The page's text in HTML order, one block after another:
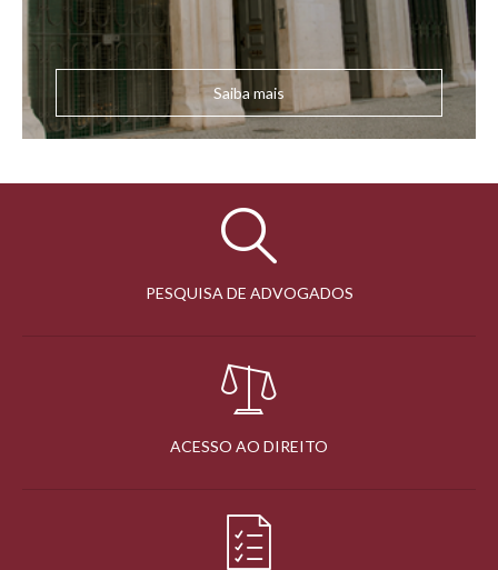
Saiba mais
PESQUISA DE ADVOGADOS
ACESSO AO DIREITO